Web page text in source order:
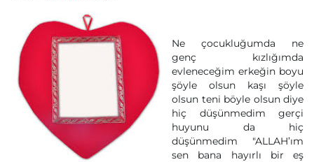
Ne çocukluğumda ne
genç kızlığımda
evleneceğim erkeğin boyu
şöyle olsun kaşı şöyle
olsun teni böyle olsun diye
hiç düşünmedim gerçi
huyunu da hiç
düşünmedim "ALLAH’ım
sen bana hayırlı bir eş